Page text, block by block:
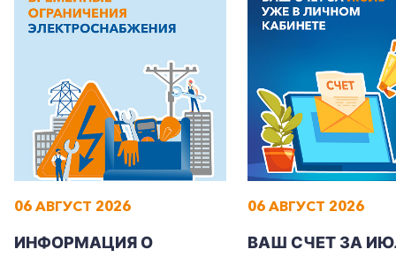
+7-800-700-24-57
Заказать обратный звонок
Частным клиентам
Корпоративным клиентам
06 АВГУСТ 2026
ИНФОРМАЦИЯ О
06 АВГУСТ 2026
ВАШ СЧЕТ ЗА